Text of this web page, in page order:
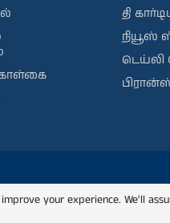
தி
டெய்லி
your experience. We'll